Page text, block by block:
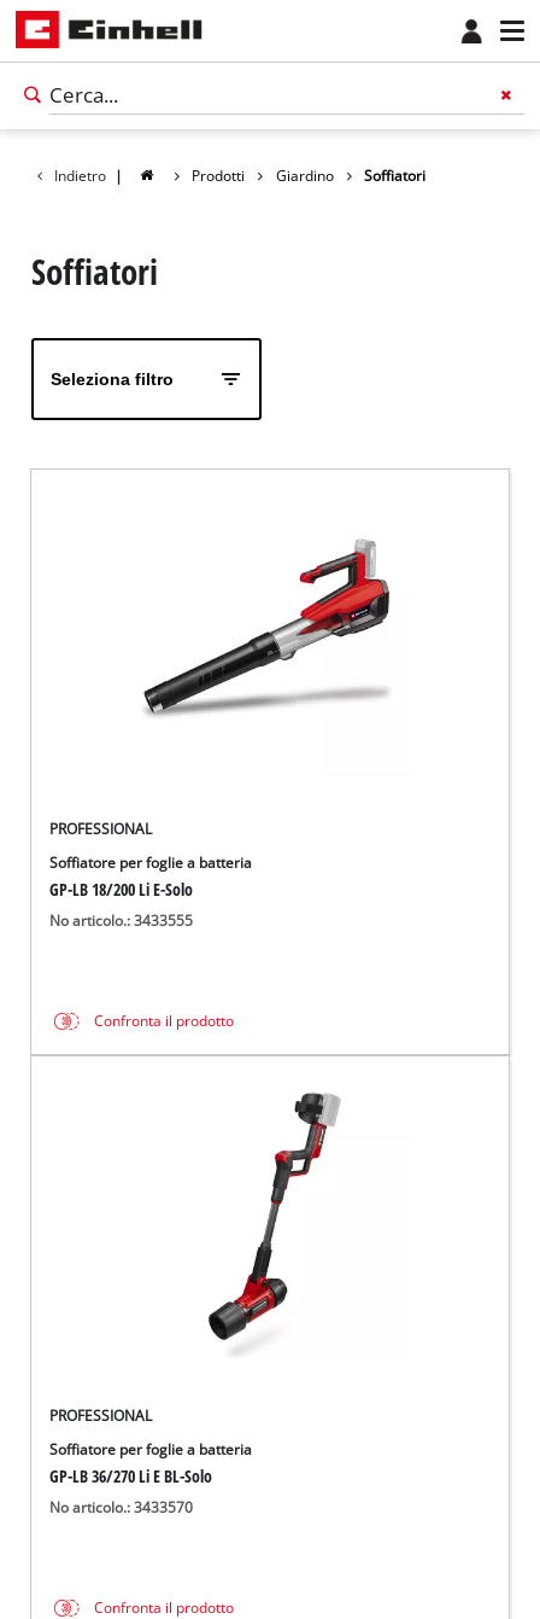
Indietro | Prodotti Giardino Soffiatori
Soffiatori
Seleziona filtro
PROFESSIONAL
Soffiatore per foglie a batteria
GP-LB 18/200 Li E-Solo
No articolo.: 3433555
Confronta il prodotto
PROFESSIONAL
Soffiatore per foglie a batteria
GP-LB 36/270 Li E BL-Solo
No articolo.: 3433570
Confronta il prodotto